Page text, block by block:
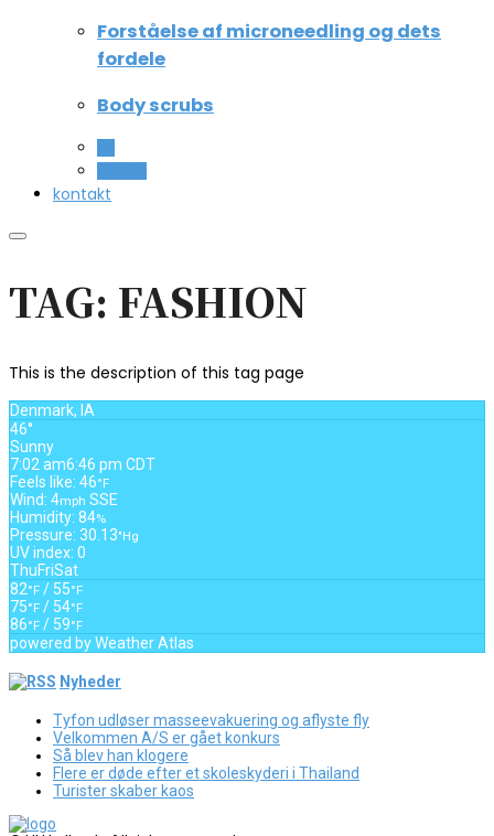
Forståelse af microneedling og dets
fordele
Body scrubs
kontakt
TAG: FASHION
This is the description of this tag page
Denmark, IA
46°
Sunny
7:02 am6:46 pm CDT
Feels like: 46°F
Wind: 4mph SSE
Humidity: 84%
Pressure: 30.13"Hg
UV index: 0
ThuFriSat
82°F / 55°F
75°F / 54°F
86°F / 59°F
powered byWeather Atlas
Nyheder
Tyfon udløser masseevakuering og aflyste fly
Velkommen A/S er gået konkurs
Så blev han klogere
Flere er døde efter et skoleskyderi i Thailand
Turister skaber kaos